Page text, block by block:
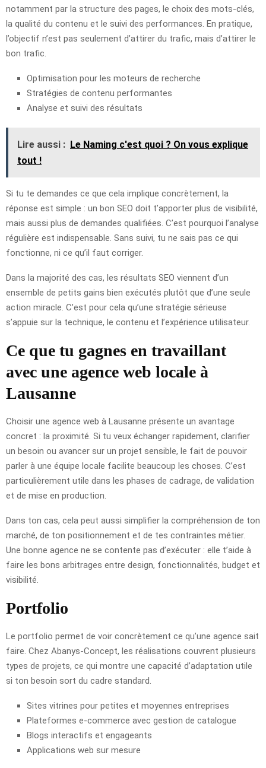
notamment par la structure des pages, le choix des mots-clés,
la qualité du contenu et le suivi des performances. En pratique,
l’objectif n’est pas seulement d’attirer du trafic, mais d’attirer le
bon trafic.
Optimisation pour les moteurs de recherche
Stratégies de contenu performantes
Analyse et suivi des résultats
Lire aussi : Le Naming c'est quoi ? On vous explique
tout !
Si tu te demandes ce que cela implique concrètement, la
réponse est simple : un bon SEO doit t’apporter plus de visibilité,
mais aussi plus de demandes qualifiées. C’est pourquoi l’analyse
régulière est indispensable. Sans suivi, tu ne sais pas ce qui
fonctionne, ni ce qu’il faut corriger.
Dans la majorité des cas, les résultats SEO viennent d’un
ensemble de petits gains bien exécutés plutôt que d’une seule
action miracle. C’est pour cela qu’une stratégie sérieuse
s’appuie sur la technique, le contenu et l’expérience utilisateur.
Ce que tu gagnes en travaillant
avec une agence web locale à
Lausanne
Choisir une agence web à Lausanne présente un avantage
concret : la proximité. Si tu veux échanger rapidement, clarifier
un besoin ou avancer sur un projet sensible, le fait de pouvoir
parler à une équipe locale facilite beaucoup les choses. C’est
particulièrement utile dans les phases de cadrage, de validation
et de mise en production.
Dans ton cas, cela peut aussi simplifier la compréhension de ton
marché, de ton positionnement et de tes contraintes métier.
Une bonne agence ne se contente pas d’exécuter : elle t’aide à
faire les bons arbitrages entre design, fonctionnalités, budget et
visibilité.
Portfolio
Le portfolio permet de voir concrètement ce qu’une agence sait
faire. Chez Abanys-Concept, les réalisations couvrent plusieurs
types de projets, ce qui montre une capacité d’adaptation utile
si ton besoin sort du cadre standard.
Sites vitrines pour petites et moyennes entreprises
Plateformes e-commerce avec gestion de catalogue
Blogs interactifs et engageants
Applications web sur mesure